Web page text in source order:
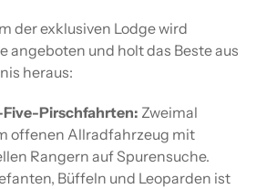
der exklusiven Lodge wird
angeboten und holt das Beste aus
heraus:
Pirschfahrten: Zweimal
offenen Allradfahrzeug mit
Rangern auf Spurensuche.
Büffeln und Leoparden ist